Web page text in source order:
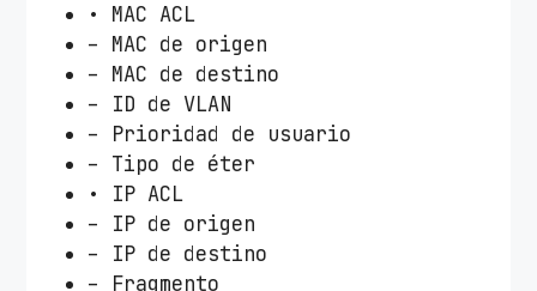
• MAC ACL
– MAC de origen
– MAC de destino
– ID de VLAN
– Prioridad de usuario
– Tipo de éter
• IP ACL
– IP de origen
– IP de destino
– Fragmento